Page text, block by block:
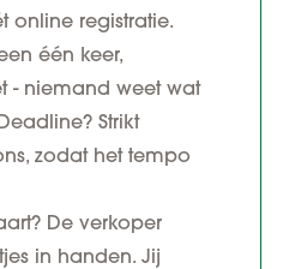
online registratie.
één keer,
- niemand weet wat
Strikt
zodat het tempo
De verkoper
in handen. Jij